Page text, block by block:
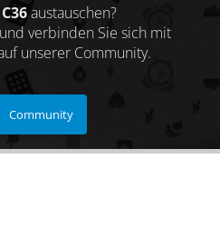
C36austauschen?
verbinden Sie sich mit
unserer Community.
Community